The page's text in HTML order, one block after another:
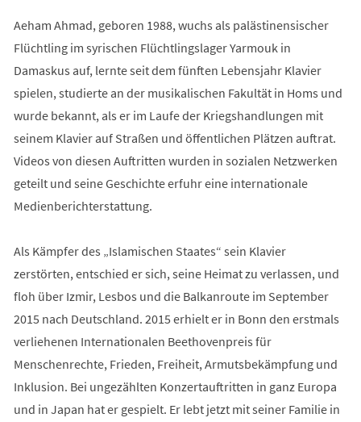
Aeham Ahmad, geboren 1988, wuchs als palästinensischer
Flüchtling im syrischen Flüchtlingslager Yarmouk in
Damaskus auf, lernte seit dem fünften Lebensjahr Klavier
spielen, studierte an der musikalischen Fakultät in Homs und
wurde bekannt, als er im Laufe der Kriegshandlungen mit
seinem Klavier auf Straßen und öffentlichen Plätzen auftrat.
Videos von diesen Auftritten wurden in sozialen Netzwerken
geteilt und seine Geschichte erfuhr eine internationale
Medienberichterstattung.
Als Kämpfer des „Islamischen Staates“ sein Klavier
zerstörten, entschied er sich, seine Heimat zu verlassen, und
floh über Izmir, Lesbos und die Balkanroute im September
2015 nach Deutschland. 2015 erhielt er in Bonn den erstmals
verliehenen Internationalen Beethovenpreis für
Menschenrechte, Frieden, Freiheit, Armutsbekämpfung und
Inklusion. Bei ungezählten Konzertauftritten in ganz Europa
und in Japan hat er gespielt. Er lebt jetzt mit seiner Familie in